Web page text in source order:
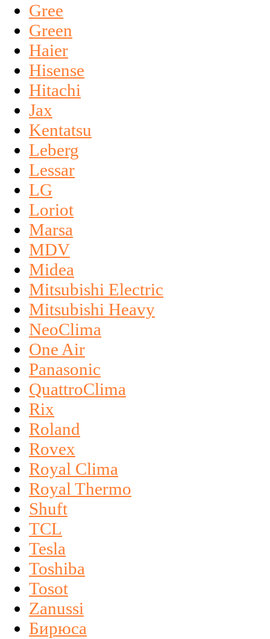
Gree
Green
Haier
Hisense
Hitachi
Jax
Kentatsu
Leberg
Lessar
LG
Loriot
Marsa
MDV
Midea
Mitsubishi Electric
Mitsubishi Heavy
NeoClima
One Air
Panasonic
QuattroClima
Rix
Roland
Rovex
Royal Clima
Royal Thermo
Shuft
TCL
Tesla
Toshiba
Tosot
Zanussi
Бирюса